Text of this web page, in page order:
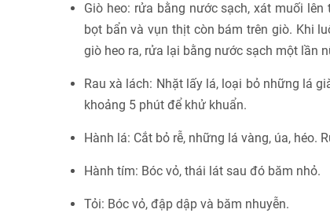
Giò heo: rửa bằng nước sạch, xát muối
bọt bẩn và vụn thịt còn bám trên giò. Khi
giò heo ra, rửa lại bằng nước sạch một lần
Rau xà lách: Nhặt lấy lá, loại bỏ những lá
khoảng 5 phút để khử khuẩn.
Hành lá: Cắt bỏ rễ, những lá vàng, úa, héo.
Hành tím: Bóc vỏ, thái lát sau đó băm nhỏ.
Tỏi: Bóc vỏ, đập dập và băm nhuyễn.